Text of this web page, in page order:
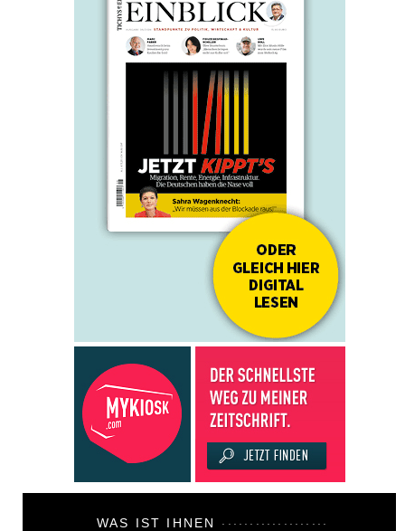
WAS IST IHNEN